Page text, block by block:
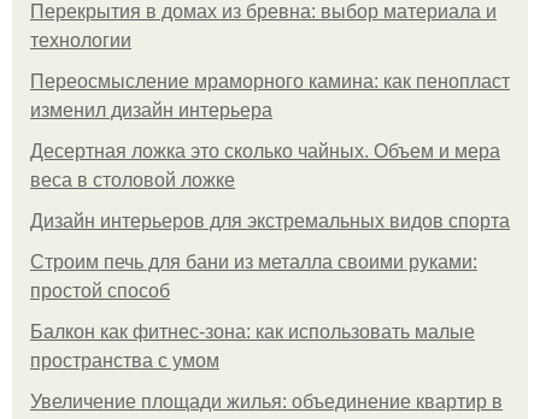
Перекрытия в домах из бревна: выбор материала и
технологии
Переосмысление мраморного камина: как пенопласт
изменил дизайн интерьера
Десертная ложка это сколько чайных. Объем и мера
веса в столовой ложке
Дизайн интерьеров для экстремальных видов спорта
Строим печь для бани из металла своими руками:
простой способ
Балкон как фитнес-зона: как использовать малые
пространства с умом
Увеличение площади жилья: объединение квартир в